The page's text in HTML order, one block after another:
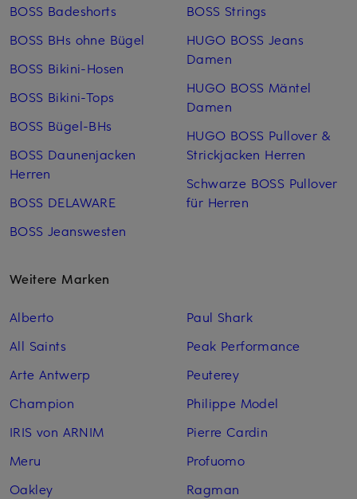
BOSS Badeshorts
BOSS BHs ohne Bügel
BOSS Bikini-Hosen
BOSS Bikini-Tops
BOSS Bügel-BHs
BOSS Daunenjacken
Herren
BOSS DELAWARE
BOSS Jeanswesten
BOSS Strings
HUGO BOSS Jeans
Damen
HUGO BOSS Mäntel
Damen
HUGO BOSS Pullover &
Strickjacken Herren
Schwarze BOSS Pullover
für Herren
Weitere Marken
Alberto
All Saints
Arte Antwerp
Champion
IRIS von ARNIM
Meru
Oakley
Paul Shark
Peak Performance
Peuterey
Philippe Model
Pierre Cardin
Profuomo
Ragman